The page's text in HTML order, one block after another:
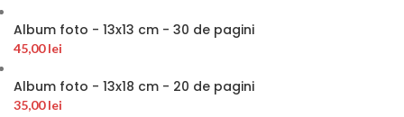
Album foto - 13x13 cm - 30 de pagini
45,00lei
Album foto - 13x18 cm - 20 de pagini
35,00lei